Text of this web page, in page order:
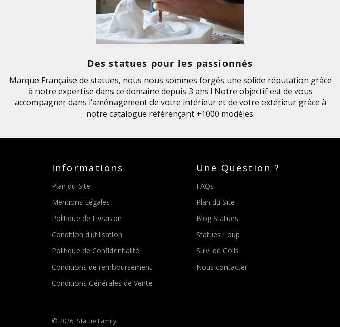
Des statues pour les passionnés
Marque Française de statues, nous nous sommes forgés une solide réputation grâce
à notre expertise dans ce domaine depuis 3 ans ! Notre objectif est de vous
accompagner dans l’aménagement de votre intérieur et de votre extérieur grâce à
notre catalogue référençant +1000 modèles.
Informations
Plan du Site
Mentions Légales
Politique de Livraison
Condition d'utilisation
Politique de Confidentialité
Conditions de remboursement
Conditions Générales de Vente
Une Question ?
FAQs
Plan du Site
Blog Statues
Statues Loup
Suivi de Colis
Nous contacter
© 2026, Statue Family.